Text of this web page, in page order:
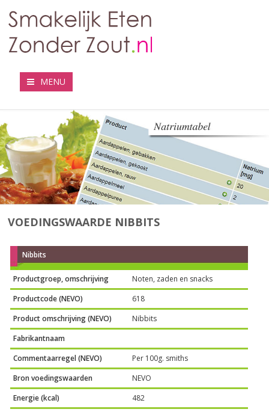
MENU
VOEDINGSWAARDE NIBBITS
Nibbits
Productgroep, omschrijving
Noten, zaden en snacks
Productcode (NEVO)
618
Product omschrijving (NEVO)
Nibbits
Fabrikantnaam
Commentaarregel (NEVO)
Per 100g. smiths
Bron voedingswaarden
NEVO
Energie (kcal)
482